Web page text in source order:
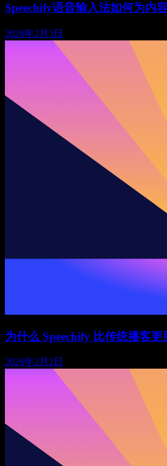
Speechify语音输入法如何为内
2026年2月3日
为什么 Speechify 比传统播客更
2026年2月2日